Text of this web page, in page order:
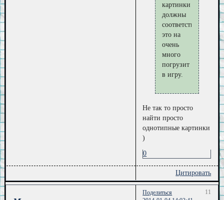
картинки
должны
соответствовать.
это на
очень
много
погрузит
в игру.
Не так то просто
найти просто
однотипные картинки
)
0
Цитировать
Поделиться
11